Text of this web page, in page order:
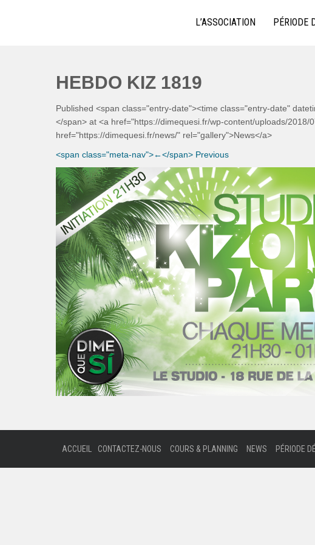
ECOLE DE BACHATA, SALSA,
Bachata, Salsa, Kizomba ! La référence à LyonL’ASSOCIATION PÉRIODE
HEBDO KIZ 1819
Published <span class="entry-date"><time class="entry-date"
</span> at <a href="https://dimequesi.fr/wp-content/uploads/2018/
href="https://dimequesi.fr/news/" rel="gallery">News</a>
<span class="meta-nav">←</span> Previous
ACCUEIL CONTACTEZ-NOUS COURS & PLANNING NEWS PÉRIODE